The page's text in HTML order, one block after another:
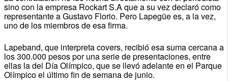
sino con la empresa Rockart S.A que a su vez declaró como
representante a Gustavo Florio. Pero Lapegüe es, a la vez,
uno de los miembros de esa firma.
Lapeband, que interpreta covers, recibió esa suma cercana a
los 300.000 pesos por una serie de presentaciones, entre
ellas la del Día Olímpico, que se llevó adelante en el Parque
Olímpico el último fin de semana de junio.